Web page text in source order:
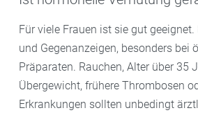
Für viele Frauen ist sie gut
und Gegenanzeigen, besonders bei
Präparaten. Rauchen, Alter über 35
Übergewicht, frühere Thrombosen
Erkrankungen sollten unbedingt